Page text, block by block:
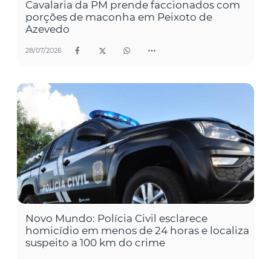
Cavalaria da PM prende faccionados com
porções de maconha em Peixoto de
Azevedo
28/07/2026
Novo Mundo: Polícia Civil esclarece
homicídio em menos de 24 horas e localiza
suspeito a 100 km do crime